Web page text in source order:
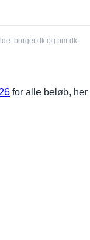
borger.dk og bm.dk
for alle beløb, her